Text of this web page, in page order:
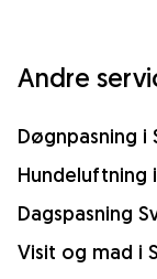
Andre
Døgnpasning i
Hundeluftning
Dagspasning
Visit og mad i